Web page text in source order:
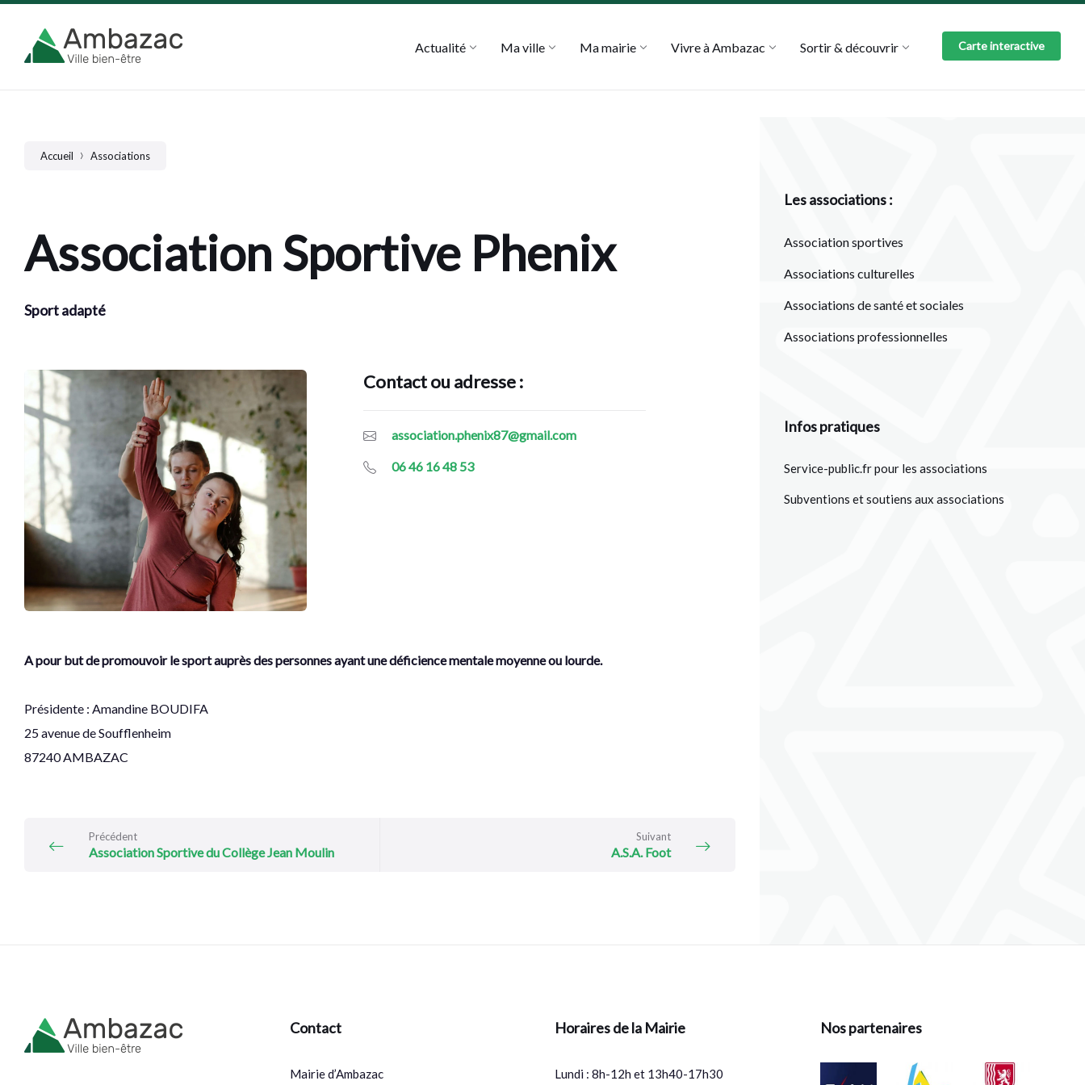
Skip
content
Skip
navigation
Skip
Actualité Ma ville Ma mairie Vivre à Ambazac Sortir & découvrir Carte interactive
Accueil Associations
Association Sportive Phenix
Sport adapté
Contact ou adresse :
association.phenix87@gmail.com
06 46 16 48 53
A pour but de promouvoir le sport auprès des personnes ayant une déficience mentale moyenne ou lourde.
Présidente : Amandine BOUDIFA
25 avenue de Soufflenheim
87240 AMBAZAC
Précédent
Association Sportive du Collège Jean Moulin
Suivant
A.S.A. Foot
Les associations :
Association sportives
Associations culturelles
Associations de santé et sociales
Associations professionnelles
Infos pratiques
Service-public.fr pour les associations
Subventions et soutiens aux associations
Contact
Mairie d’Ambazac
Horaires de la Mairie
Lundi : 8h-12h et 13h40-17h30
Nos partenaires